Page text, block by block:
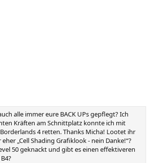
alle immer eure BACK UPs gepflegt? Ich
Kräften am Schnittplatz konnte ich mit
4 retten. Thanks Micha! Lootet ihr
„Cell Shading Grafiklook - nein Danke!“?
50 geknackt und gibt es einen effektiveren